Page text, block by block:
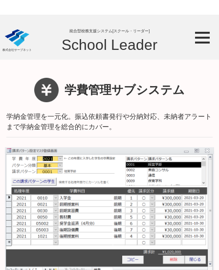
統合型校務支援システム[スクール・リーダー]
School Leader
株式会社サーブネット
学費管理サブシステム
学納金管理を一元化。振込依頼書発行や分納対応、未納者アラート
まで学納金管理を総合的にカバー。